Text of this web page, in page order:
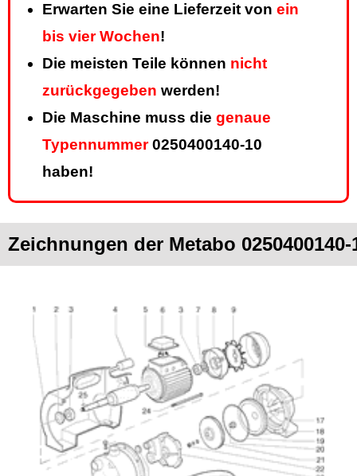
Erwarten Sie eine Lieferzeit von ein
bis vier Wochen!
Die meisten Teile können nicht
zurückgegeben werden!
Die Maschine muss die genaue
Typennummer0250400140-10
haben!
Zeichnungen der Metabo 0250400140-